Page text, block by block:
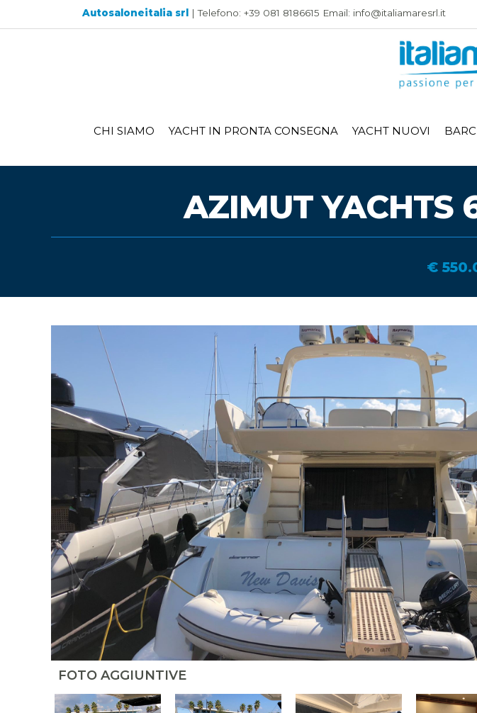
Autosaloneitalia srl | Telefono: +39 081 8186615 Email: info@italiamaresrl.it
CHI SIAMO YACHT IN PRONTA CONSEGNA YACHT NUOVI
AZIMUT YACHTS
€
FOTO AGGIUNTIVE